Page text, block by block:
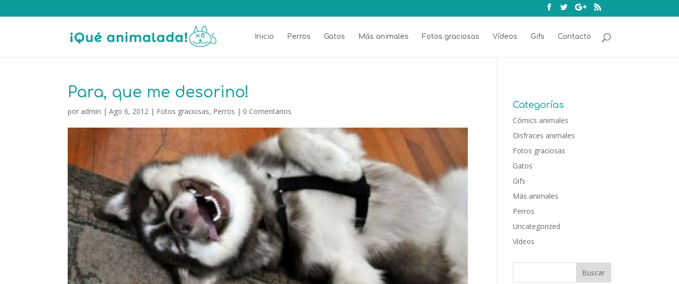
Inicio Perros Gatos Más animales Fotos graciosas Vídeos Gifs Contacto
Para, que me desorino!
por admin |Ago 6, 2012 | Fotos graciosas, Perros | 0 Comentarios
Categorías
Cómics animales
Disfraces animales
Fotos graciosas
Gatos
Gifs
Más animales
Perros
Uncategorized
Vídeos